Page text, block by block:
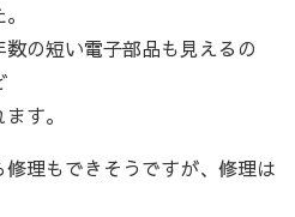
の短い電子部品も見えるの
す。
理もできそうですが、修理は